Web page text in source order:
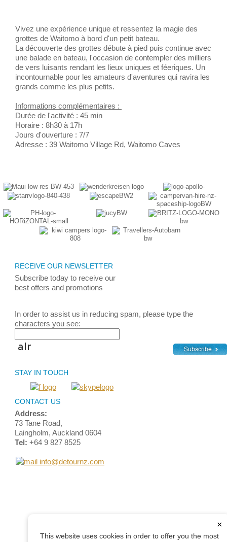
Vivez une expérience unique et ressentez la magie des
grottes de Waitomo à bord d'un petit bateau.
La découverte des grottes débute à pied puis continue avec
une balade en bateau, l'occasion de contempler des milliers
de vers luisants rendant les lieux uniques et féeriques. Un
incontournable pour les amateurs d'aventures qui ravira les
grands comme les plus petits.
Informations complémentaires :
Durée de l'activité : 45 min
Horaire : 8h30 à 17h
Jours d'ouverture : 7/7
Adresse : 39 Waitomo Village Rd, Waitomo Caves
RECEIVE OUR NEWSLETTER
Subscribe today to receive our
best offers and promotions
In order to assist us in reducing spam, please type the
characters you see:
STAY IN TOUCH
CONTACT US
Address:
73 Tane Road,
Laingholm, Auckland 0604
Tel: +64 9 827 8525
info@detournz.com
×
This website uses cookies in order to offer you the most